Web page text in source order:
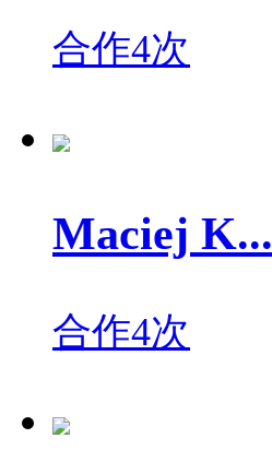
合作4次
Maciej K...
合作4次